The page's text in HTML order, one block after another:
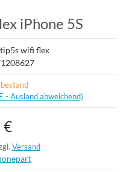
iPhone 5S
wifi flex
- Ausland abweichend)
Versand